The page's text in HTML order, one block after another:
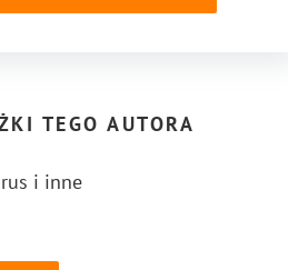
TEGO AUTORA
i inne